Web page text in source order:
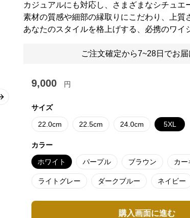
Next slide
カジュアルにも対応し、さまざまなシチュエ
素材の質感や細部の縁取りにこだわり、上質
あなたのスタイルを格上げする、必携のワイ
ご注文確定から7~28日でお
9,000 円
サイズ
22.0cm 22.5cm 24.0cm 5XL
カラー
ホワイト パープル ブラウン カー
ライトグレー ダークブルー ネイビー
購入画面に進む